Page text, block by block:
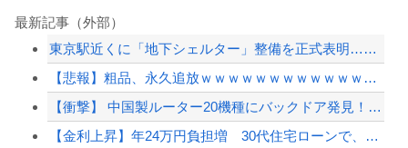
最新記事（外部）
東京駅近くに「地下シェルター」整備を正式表明…小池百合子知事「多くの方が滞在、施...
【悲報】粗品、永久追放ｗｗｗｗｗｗｗｗｗｗｗｗｗｗｗ（証拠あり）
【衝撃】 中国製ルーター20機種にバックドア発見！ ネットに繋ぐだけで35秒ごと...
【金利上昇】年24万円負担増 30代住宅ローンで、内閣府試算